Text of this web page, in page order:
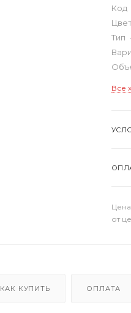
Код
Тип
Все
от
КАК КУПИТЬ ОПЛАТА